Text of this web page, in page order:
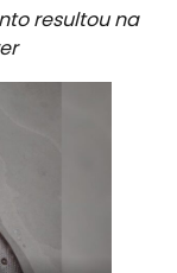
resultou na